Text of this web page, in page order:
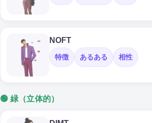
NOFT
特徴 あるある 相性
🟢 緑（立体的）